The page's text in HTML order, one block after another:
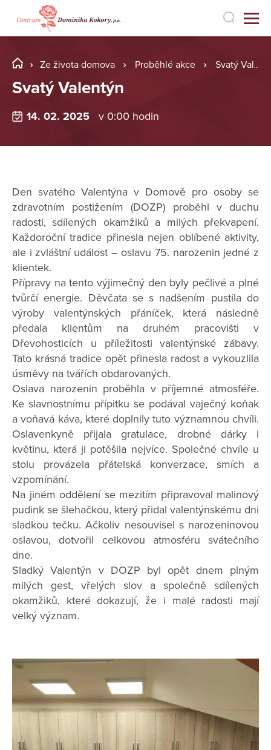
Ze života domova Proběhlé akce Svatý Valentýn
Svatý Valentýn
14. 02. 2025 v 0:00 hodin
Den svatého Valentýna v Domově pro osoby se
zdravotním postižením (DOZP) proběhl v duchu
radosti, sdílených okamžiků a milých překvapení.
Každoroční tradice přinesla nejen oblíbené aktivity,
ale i zvláštní událost – oslavu 75. narozenin jedné z
klientek.
Přípravy na tento výjimečný den byly pečlivé a plné
tvůrčí energie. Děvčata se s nadšením pustila do
výroby valentýnských přáníček, která následně
předala klientům na druhém pracovišti v
Dřevohosticích u příležitosti valentýnské zábavy.
Tato krásná tradice opět přinesla radost a vykouzlila
úsměvy na tvářích obdarovaných.
Oslava narozenin proběhla v příjemné atmosféře.
Ke slavnostnímu přípitku se podával vaječný koňak
a voňavá káva, které doplnily tuto významnou chvíli.
Oslavenkyně přijala gratulace, drobné dárky i
květinu, která ji potěšila nejvíce. Společné chvíle u
stolu provázela přátelská konverzace, smích a
vzpomínání.
Na jiném oddělení se mezitím připravoval malinový
pudink se šlehačkou, který přidal valentýnskému dni
sladkou tečku. Ačkoliv nesouvisel s narozeninovou
oslavou, dotvořil celkovou atmosféru svátečního
dne.
Sladký Valentýn v DOZP byl opět dnem plným
milých gest, vřelých slov a společně sdílených
okamžiků, které dokazují, že i malé radosti mají
velký význam.